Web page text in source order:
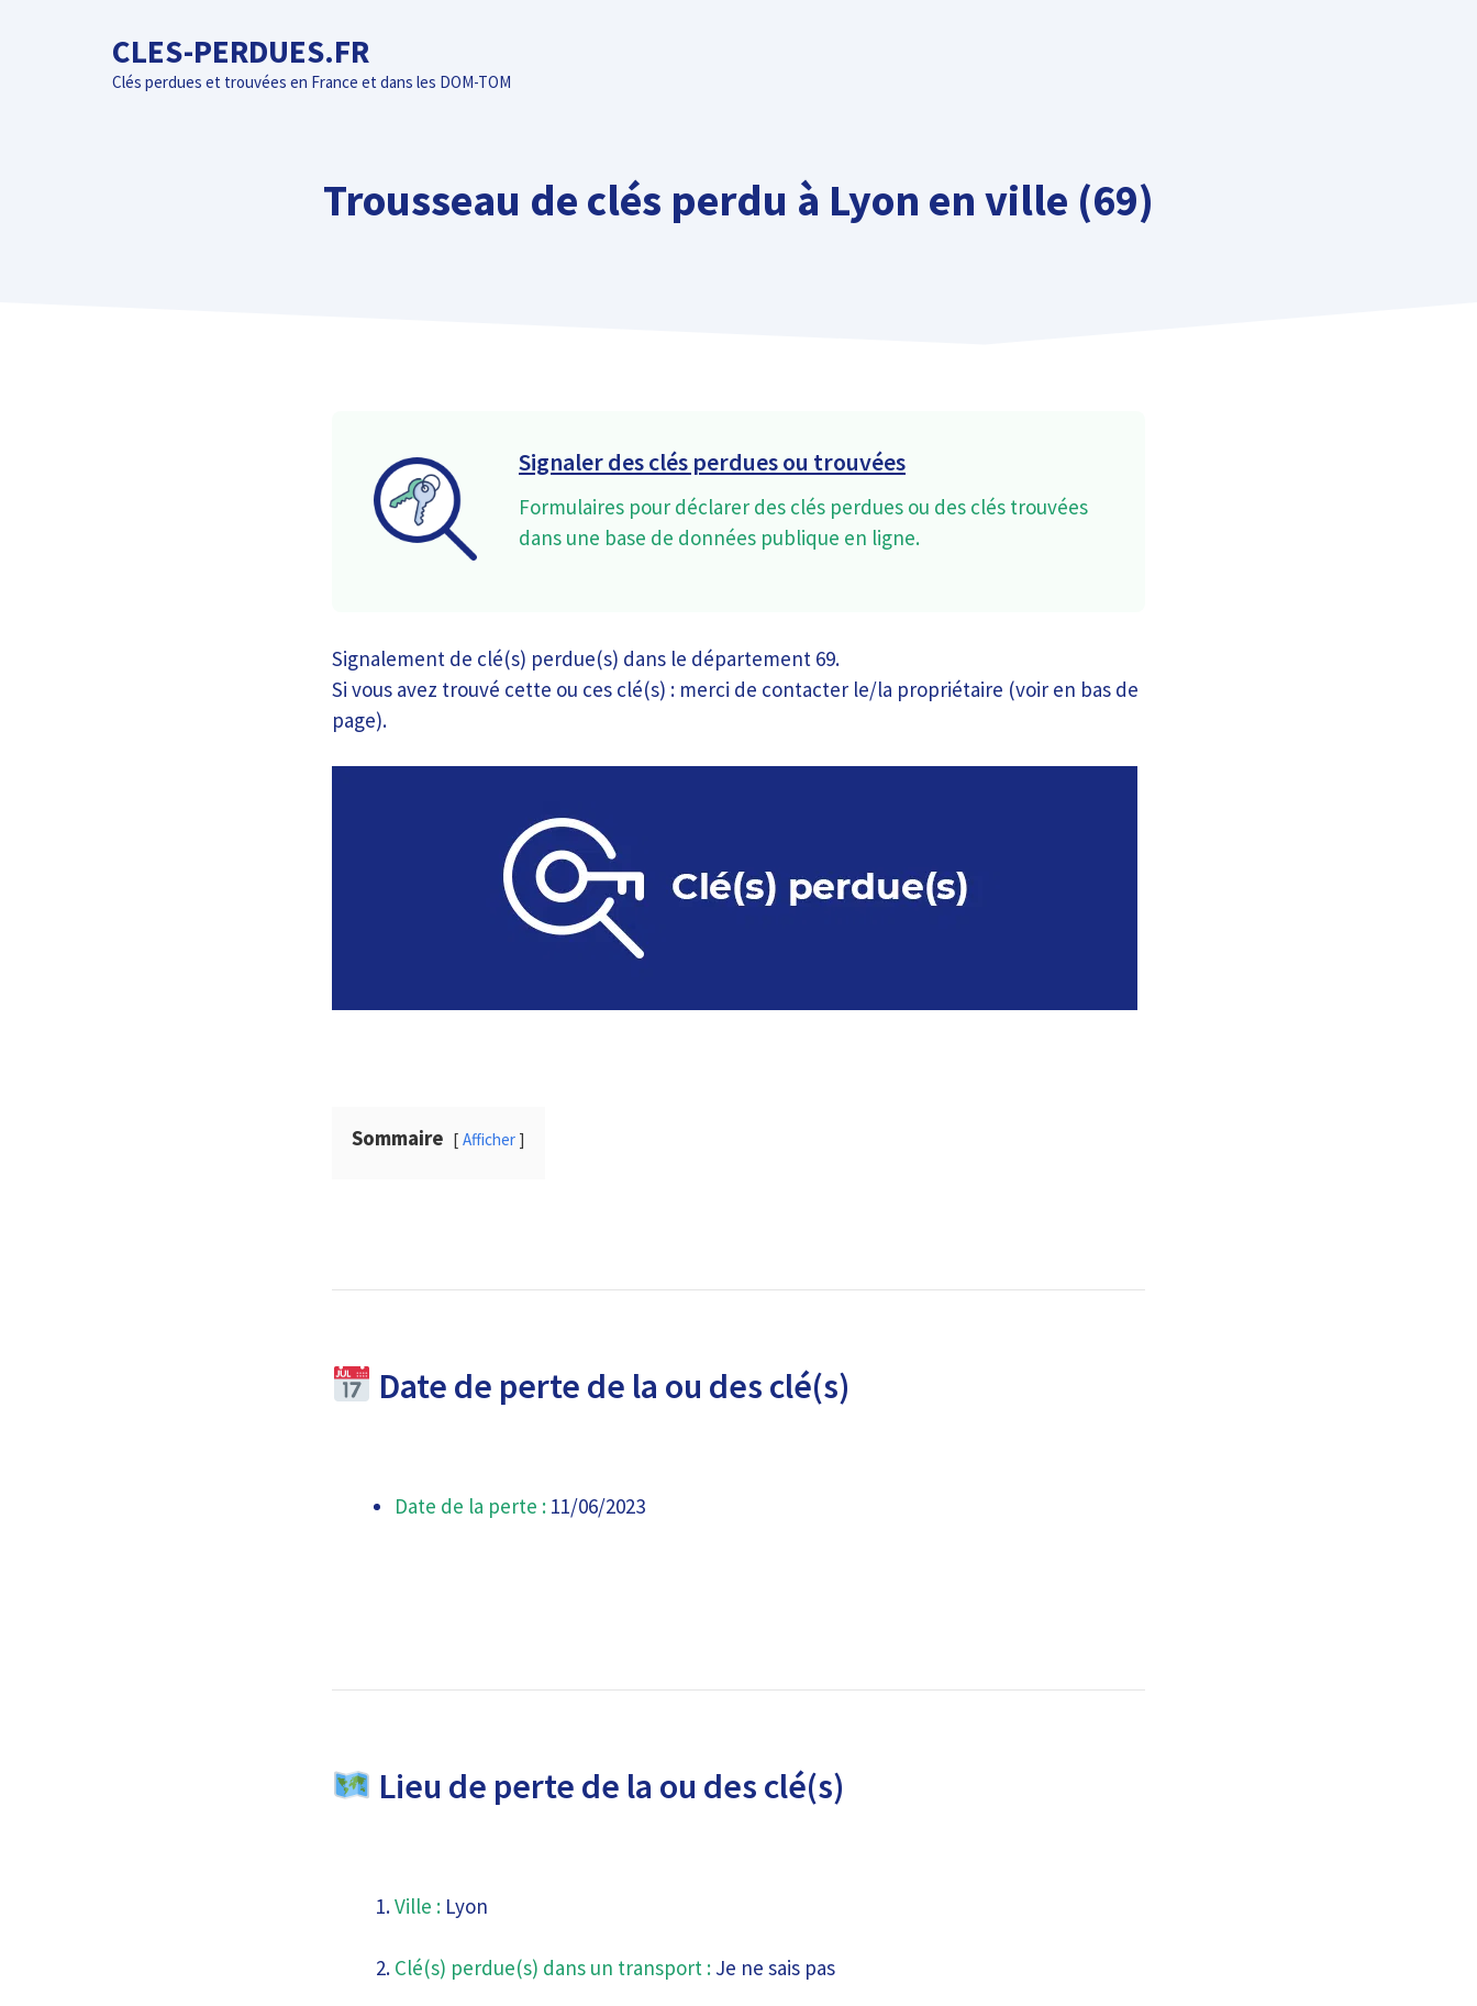
CLES-PERDUES.FR
Clés perdues et trouvées en France et dans les DOM-TOM
Trousseau de clés perdu à Lyon en ville (69)
Signaler des clés perdues ou trouvées
Formulaires pour déclarer des clés perdues ou des clés trouvées
dans une base de données publique en ligne.
Signalement de clé(s) perdue(s) dans le département 69.
Si vous avez trouvé cette ou ces clé(s) : merci de contacter le/la propriétaire (voir en bas de
page).
Sommaire Afficher
Date de perte de la ou des clé(s)
Date de la perte : 11/06/2023
Lieu de perte de la ou des clé(s)
Ville : Lyon
Clé(s) perdue(s) dans un transport : Je ne sais pas